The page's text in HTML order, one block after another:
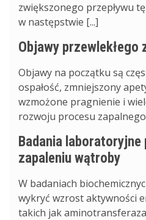
zwiększonego przepływu
w następstwie [...]
Objawy przewlekłego
Objawy na początku są
ospałość, zmniejszony
wzmożone pragnienie i
rozwoju procesu zapalnego
Badania laboratoryjne
zapaleniu wątroby
W badaniach
wykryć wzrost aktywności
takich jak